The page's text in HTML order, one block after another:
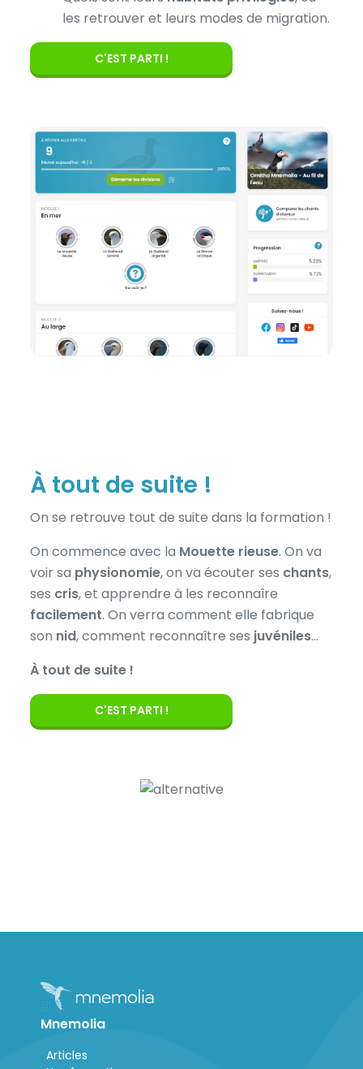
les retrouver et leurs modes de migration.
C'EST PARTI !
À tout de suite !
On se retrouve tout de suite dans la formation !
On commence avec la Mouette rieuse. On va
voir sa physionomie, on va écouter ses chants,
ses cris, et apprendre à les reconnaîre
facilement. On verra comment elle fabrique
son nid, comment reconnaître ses juvéniles…
À tout de suite !
C'EST PARTI !
Mnemolia
Articles